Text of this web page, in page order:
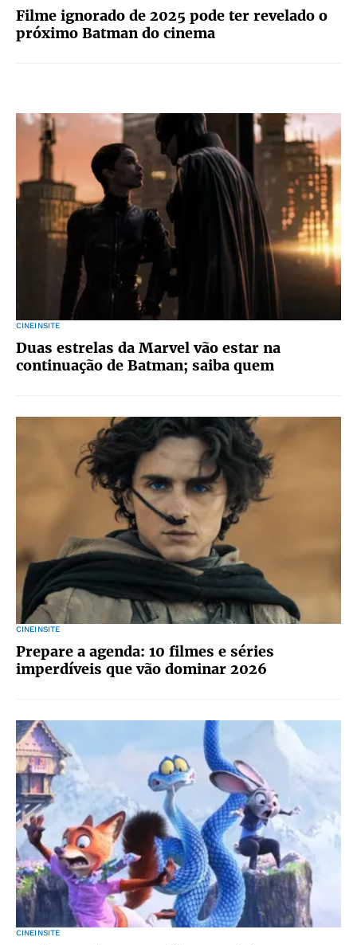
Filme ignorado de 2025 pode ter revelado o
próximo Batman do cinema
CINEINSITE
Duas estrelas da Marvel vão estar na
continuação de Batman; saiba quem
CINEINSITE
Prepare a agenda: 10 filmes e séries
imperdíveis que vão dominar 2026
CINEINSITE